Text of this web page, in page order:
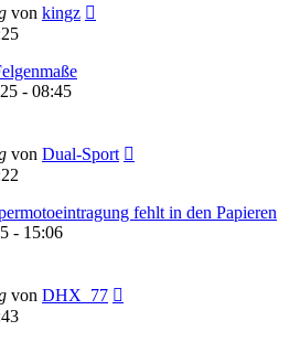
von kingz
- 08:45
von Dual-Sport
fehlt in den Papieren
- 15:06
von DHX_77